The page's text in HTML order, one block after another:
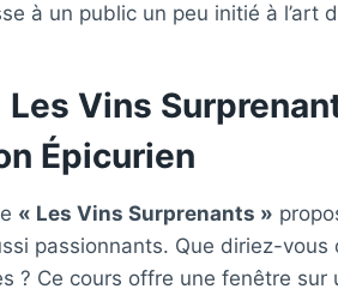
à un public un peu initié à l’art
Les Vins
Épicurien
« Les Vins Surprenants »
passionnants. Que diriez-vous
? Ce cours offre une fenêtre